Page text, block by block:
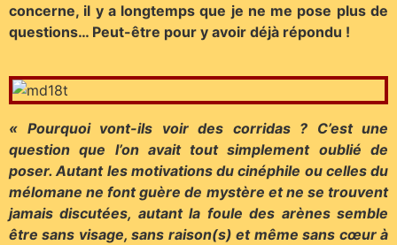
concerne, il y a longtemps que je ne me pose plus de
questions… Peut-être pour y avoir déjà répondu !
« Pourquoi vont-ils voir des corridas ? C’est une
question que l’on avait tout simplement oublié de
poser. Autant les motivations du cinéphile ou celles du
mélomane ne font guère de mystère et ne se trouvent
jamais discutées, autant la foule des arènes semble
être sans visage, sans raison(s) et même sans cœur à